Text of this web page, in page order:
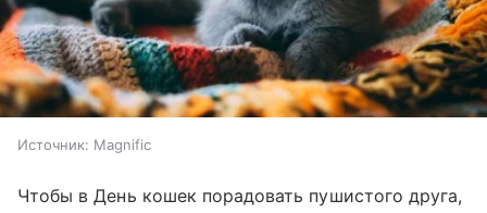
Источник: Magnific
Чтобы в День кошек порадовать пушистого друга,